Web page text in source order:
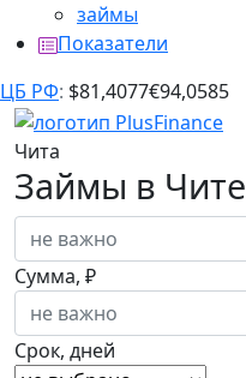
займы
Показатели
ЦБ РФ: $81,4077€94,0585
Чита
Займы в Чите
Сумма, ₽
Срок, дней